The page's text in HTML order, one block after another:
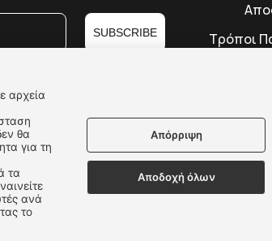
SUBSCRIBE
Τρόποι
αρχεία
θα
για τη
τα
ανά
το
Απόρριψη
Αποδοχή όλων